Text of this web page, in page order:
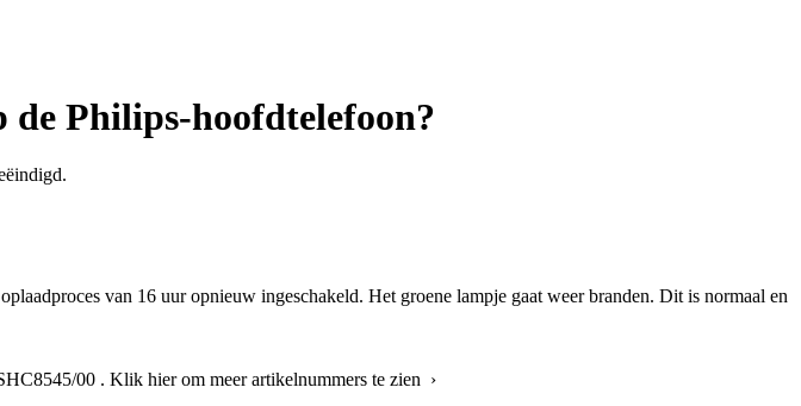
Philips-hoofdtelefoon?
van 16 uur opnieuw ingeschakeld. Het groene lampje gaat weer branden. Dit is normaal en
00 . Klik hier om meer artikelnummers te zien ›